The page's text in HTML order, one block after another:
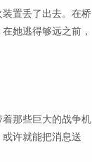
置丢了出去。在桥
她逃得够远之前，
那些巨大的战争机
许就能把消息送